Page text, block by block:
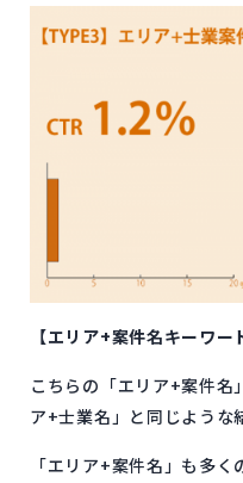
【エリア+案件名キーワ
こちらの「エリア+案件名
ア+士業名」と同じような
「エリア+案件名」も多